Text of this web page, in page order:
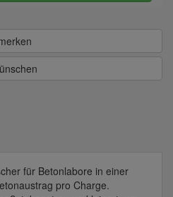
für Betonlabore in einer
pro Charge.